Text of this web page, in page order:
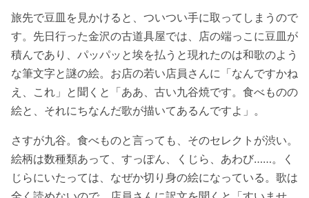
旅先で豆皿を見かけると、ついつい手に取ってしまうので
す。先日行った金沢の古道具屋では、店の端っこに豆皿が
積んであり、パッパッと埃を払うと現れたのは和歌のよう
な筆文字と謎の絵。お店の若い店員さんに「なんですかね
え、これ」と聞くと「ああ、古い九谷焼です。食べものの
絵と、それにちなんだ歌が描いてあるんですよ」。
さすが九谷。食べものと言っても、そのセレクトが渋い。
絵柄は数種類あって、すっぽん、くじら、あわび……。く
じらにいたっては、なぜか切り身の絵になっている。歌は